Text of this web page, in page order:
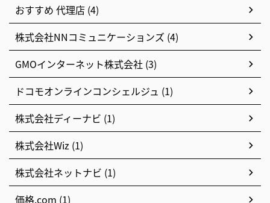
おすすめ 代理店 (4)
株式会社NNコミュニケーションズ (4)
GMOインターネット株式会社 (3)
ドコモオンラインコンシェルジュ (1)
株式会社ディーナビ (1)
株式会社Wiz (1)
株式会社ネットナビ (1)
価格.com (1)